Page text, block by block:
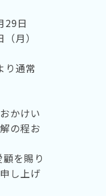
日
月）
り通常
かけい
の程お
を賜り
し上げ